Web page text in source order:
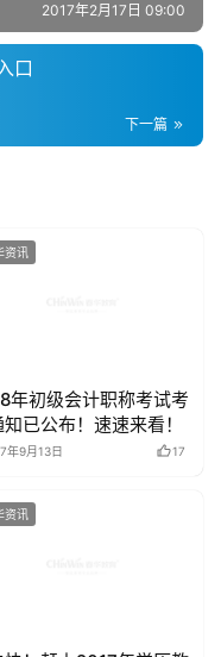
2017年2月17日 09:00
口
下一篇
资讯
年初级会计职称考试考
已公布！速速来看！
年9月13日 17
资讯